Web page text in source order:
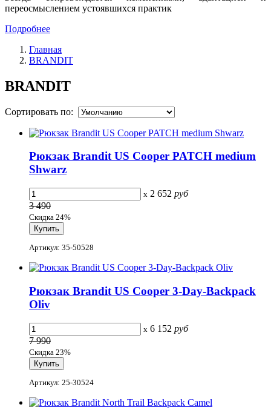
переосмыслением устоявшихся практик
Подробнее
Главная
BRANDIT
BRANDIT
Сортировать по:
Рюкзак Brandit US Cooper PATCH medium
Shwarz
x 2 652 руб
3 490
Скидка 24%
Артикул: 35-50528
Рюкзак Brandit US Cooper 3-Day-Backpack
Oliv
x 6 152 руб
7 990
Скидка 23%
Артикул: 25-30524